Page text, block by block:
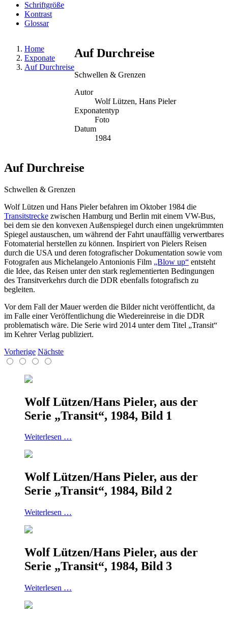
Schriftgröße
Kontrast
Glossar
Home
Exponate
Auf Durchreise
Auf Durchreise
Schwellen & Grenzen
Autor
Wolf Lützen, Hans Pieler
Exponatentyp
Foto
Datum
1984
Auf Durchreise
Schwellen & Grenzen
Wolf Lützen und Hans Pieler befahren im Oktober 1984 die
Transitstrecke zwischen Hamburg und Berlin mit einem VW-Bus,
bei dem sie den konvexen Außenspiegel durch einen ungekrümmten
Spiegel austauschen, um während der Fahrt unauffällig verwertbares
Fotomaterial herstellen zu können. Inspiriert von Pielers Reisen
durch die USA und deren fotografischer Dokumentation sowie vom
Fotografen aus Michelangelo Antonionis Film „Blow up“ entsteht
die Idee, das Reisen unter den stark reglementierten Bedingungen
des Transitverkehrs durch die DDR ebenfalls fotografisch zu
begleiten.
Vor dem Fall der Mauer werden die Bilder nicht veröffentlicht, da
im Falle einer Veröffentlichung die Wiedereinreise in die DDR
problematisch wäre. Die Serie wird 2014 unter dem Titel „Transit“
im Kehrer Verlag publiziert.
Vorherige Nächste
Wolf Lützen/Hans Pieler, aus der
Serie „Transit“, 1984, Bild 1
Weiterlesen …
Wolf Lützen/Hans Pieler, aus der
Serie „Transit“, 1984, Bild 2
Weiterlesen …
Wolf Lützen/Hans Pieler, aus der
Serie „Transit“, 1984, Bild 3
Weiterlesen …